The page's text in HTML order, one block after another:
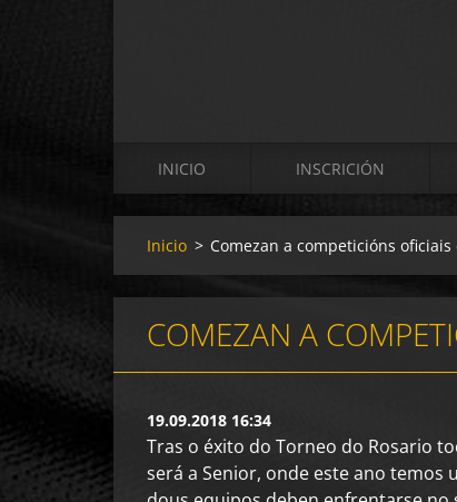
INICIO INSCRICIÓN
Inicio > Comezan a competicións
COMEZAN A
19.09.2018 16:34
Tras o éxito do Torneo do Rosario
será a Senior, onde este ano